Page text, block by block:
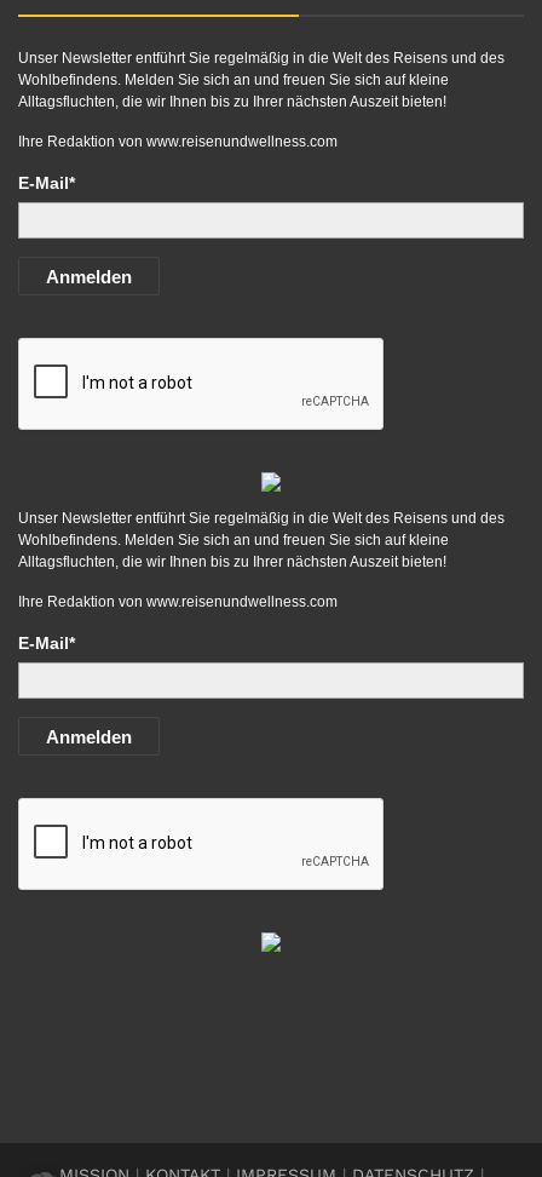
Unser Newsletter entführt Sie regelmäßig in die Welt des Reisens und des
Wohlbefindens. Melden Sie sich an und freuen Sie sich auf kleine
Alltagsfluchten, die wir Ihnen bis zu Ihrer nächsten Auszeit bieten!
Ihre Redaktion von www.reisenundwellness.com
E-Mail*
Anmelden
Unser Newsletter entführt Sie regelmäßig in die Welt des Reisens und des
Wohlbefindens. Melden Sie sich an und freuen Sie sich auf kleine
Alltagsfluchten, die wir Ihnen bis zu Ihrer nächsten Auszeit bieten!
Ihre Redaktion von www.reisenundwellness.com
E-Mail*
Anmelden